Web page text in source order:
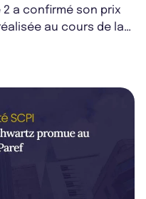
2 a confirmé son prix
au cours de la